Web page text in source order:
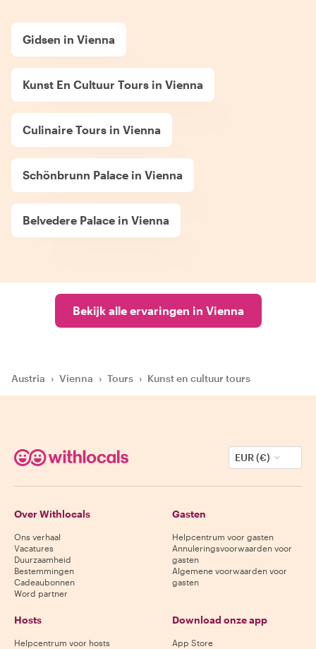
Gidsen in Vienna
Kunst En Cultuur Tours in Vienna
Culinaire Tours in Vienna
Schönbrunn Palace in Vienna
Belvedere Palace in Vienna
Bekijk alle ervaringen in Vienna
Austria › Vienna › Tours › Kunst en cultuur tours
EUR (€)
Over Withlocals
Ons verhaal
Vacatures
Duurzaamheid
Bestemmingen
Cadeaubonnen
Word partner
Gasten
Helpcentrum voor gasten
Annuleringsvoorwaarden voor
gasten
Algemene voorwaarden voor
gasten
Hosts
Helpcentrum voor hosts
Download onze app
App Store